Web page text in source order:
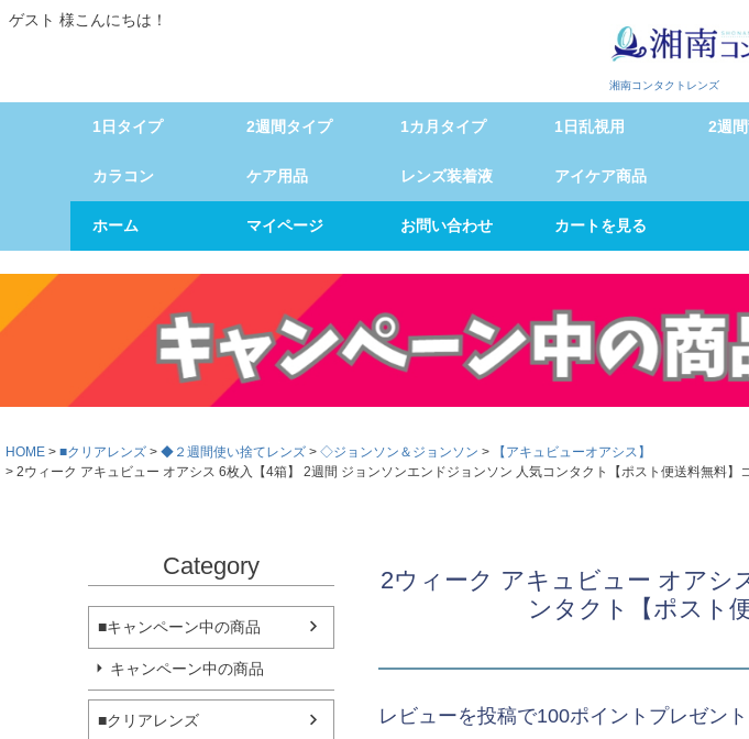
ゲスト 様こんにちは！
湘南コンタクトレンズ
1日タイプ 2週間タイプ 1カ月タイプ 1日乱視用 2週
カラコン ケア用品 レンズ装着液 アイケア商品
ホーム マイページ お問い合わせ カートを見る
HOME ■クリアレンズ ◆２週間使い捨てレンズ ◇ジョンソン＆ジョンソン
【アキュビューオアシス】
2ウィーク アキュビュー オアシス 6枚入【4箱】 2週間 ジョンソンエンドジョンソン 人気コンタクト【ポスト便送料無料】
Category
■キャンペーン中の商品
キャンペーン中の商品
■クリアレンズ
2ウィーク アキュビュー オアシ
ンタクト【ポスト
レビューを投稿で100ポイントプレゼント